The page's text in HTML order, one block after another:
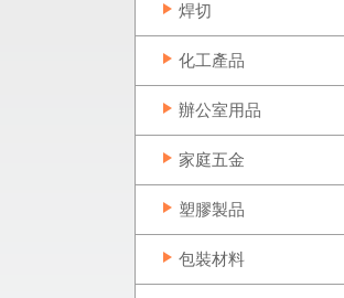
焊切
化工產品
辦公室用品
家庭五金
塑膠製品
包裝材料